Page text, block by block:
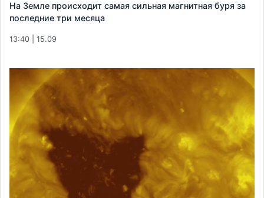
На Земле происходит самая сильная магнитная буря за
последние три месяца
13:40 | 15.09